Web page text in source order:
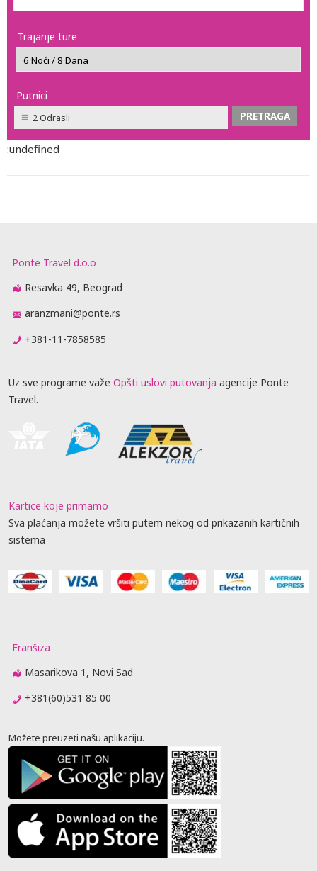
Trajanje ture
Putnici
2 Odrasli
:undefined
Ponte Travel d.o.o
Resavka 49, Beograd
aranzmani@ponte.rs
+381-11-7858585
Uz sve programe važe Opšti uslovi putovanja agencije Ponte
Travel.
Kartice koje primamo
Sva plaćanja možete vršiti putem nekog od prikazanih kartičnih
sistema
Franšiza
Masarikova 1, Novi Sad
+381(60)531 85 00
Možete preuzeti našu aplikaciju.